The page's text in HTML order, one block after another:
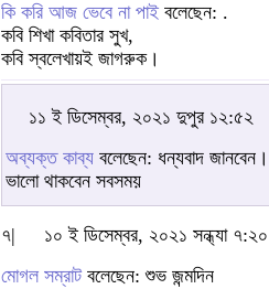
কি করি আজ ভেবে না পাই বলেছেন: .
কবি শিখা কবিতার সুখ,
কবি স্বলেখায়ই জাগরুক।
১১ ই ডিসেম্বর, ২০২১ দুপুর ১২:৫২
অব্যক্ত কাব্য বলেছেন: ধন্যবাদ জানবেন।
ভালো থাকবেন সবসময়
৭|
১০ ই ডিসেম্বর, ২০২১ সন্ধ্যা ৭:২০
মোগল সম্রাটবলেছেন: শুভ জন্মদিন